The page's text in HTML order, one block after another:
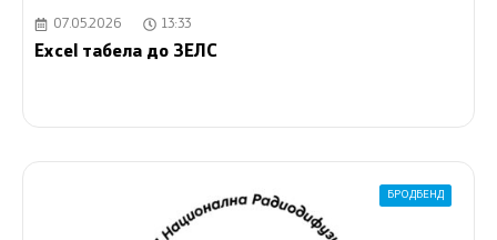
07.05.2026 13:33
Excel табела до ЗЕЛС
БРОДБЕНД